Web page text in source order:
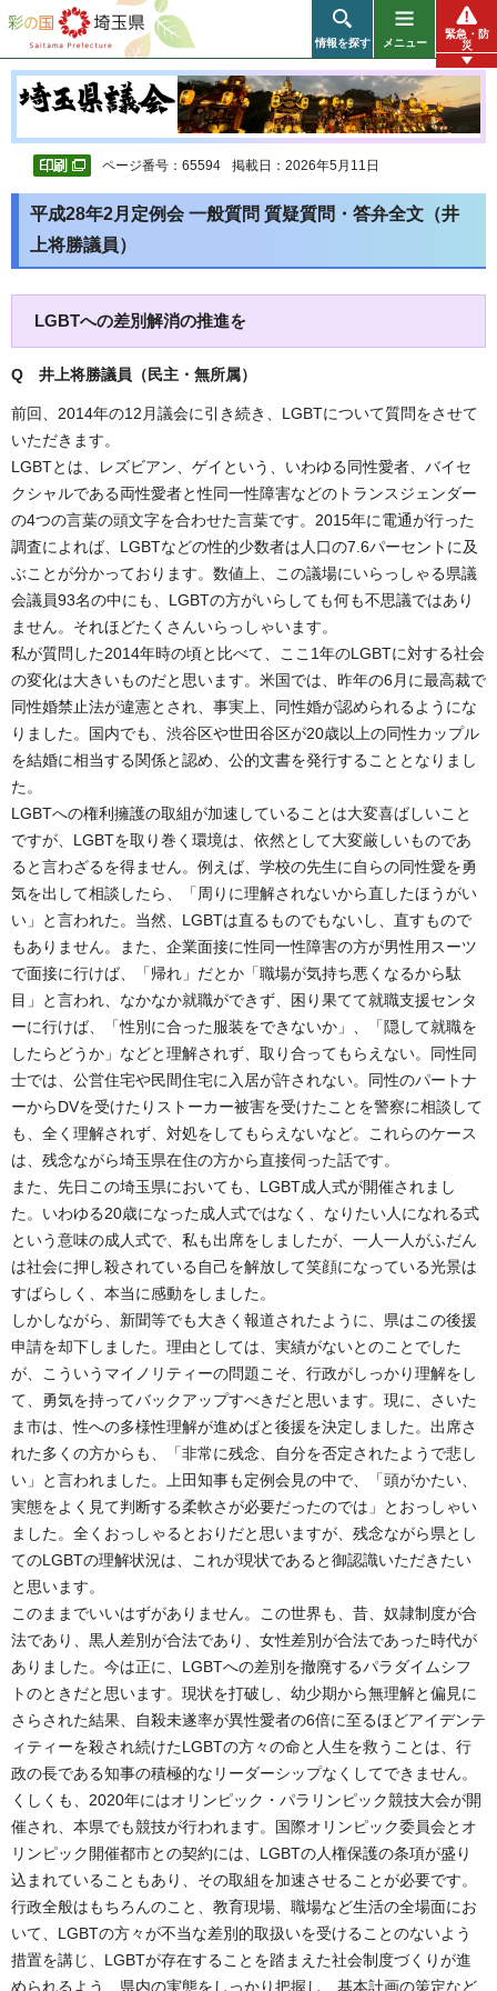
彩の国 埼玉県
情報を探す メニュー
緊急・防
災
ページ番号：65594 掲載日：2026年5月11日
平成28年2月定例会 一般質問 質疑質問・答弁全文（井
上将勝議員）
LGBTへの差別解消の推進を
Q 井上将勝議員（民主・無所属）
前回、2014年の12月議会に引き続き、LGBTについて質問をさせて
いただきます。
LGBTとは、レズビアン、ゲイという、いわゆる同性愛者、バイセ
クシャルである両性愛者と性同一性障害などのトランスジェンダー
の4つの言葉の頭文字を合わせた言葉です。2015年に電通が行った
調査によれば、LGBTなどの性的少数者は人口の7.6パーセントに及
ぶことが分かっております。数値上、この議場にいらっしゃる県議
会議員93名の中にも、LGBTの方がいらしても何も不思議ではあり
ません。それほどたくさんいらっしゃいます。
私が質問した2014年時の頃と比べて、ここ1年のLGBTに対する社会
の変化は大きいものだと思います。米国では、昨年の6月に最高裁で
同性婚禁止法が違憲とされ、事実上、同性婚が認められるようにな
りました。国内でも、渋谷区や世田谷区が20歳以上の同性カップル
を結婚に相当する関係と認め、公的文書を発行することとなりまし
た。
LGBTへの権利擁護の取組が加速していることは大変喜ばしいこと
ですが、LGBTを取り巻く環境は、依然として大変厳しいものであ
ると言わざるを得ません。例えば、学校の先生に自らの同性愛を勇
気を出して相談したら、「周りに理解されないから直したほうがい
い」と言われた。当然、LGBTは直るものでもないし、直すもので
もありません。また、企業面接に性同一性障害の方が男性用スーツ
で面接に行けば、「帰れ」だとか「職場が気持ち悪くなるから駄
目」と言われ、なかなか就職ができず、困り果てて就職支援センタ
ーに行けば、「性別に合った服装をできないか」、「隠して就職を
したらどうか」などと理解されず、取り合ってもらえない。同性同
士では、公営住宅や民間住宅に入居が許されない。同性のパートナ
ーからDVを受けたりストーカー被害を受けたことを警察に相談して
も、全く理解されず、対処をしてもらえないなど。これらのケース
は、残念ながら埼玉県在住の方から直接伺った話です。
また、先日この埼玉県においても、LGBT成人式が開催されまし
た。いわゆる20歳になった成人式ではなく、なりたい人になれる式
という意味の成人式で、私も出席をしましたが、一人一人がふだん
は社会に押し殺されている自己を解放して笑顔になっている光景は
すばらしく、本当に感動をしました。
しかしながら、新聞等でも大きく報道されたように、県はこの後援
申請を却下しました。理由としては、実績がないとのことでした
が、こういうマイノリティーの問題こそ、行政がしっかり理解をし
て、勇気を持ってバックアップすべきだと思います。現に、さいた
ま市は、性への多様性理解が進めばと後援を決定しました。出席さ
れた多くの方からも、「非常に残念、自分を否定されたようで悲し
い」と言われました。上田知事も定例会見の中で、「頭がかたい、
実態をよく見て判断する柔軟さが必要だったのでは」とおっしゃい
ました。全くおっしゃるとおりだと思いますが、残念ながら県とし
てのLGBTの理解状況は、これが現状であると御認識いただきたい
と思います。
このままでいいはずがありません。この世界も、昔、奴隷制度が合
法であり、黒人差別が合法であり、女性差別が合法であった時代が
ありました。今は正に、LGBTへの差別を撤廃するパラダイムシフ
トのときだと思います。現状を打破し、幼少期から無理解と偏見に
さらされた結果、自殺未遂率が異性愛者の6倍に至るほどアイデンテ
ィティーを殺され続けたLGBTの方々の命と人生を救うことは、行
政の長である知事の積極的なリーダーシップなくしてできません。
くしくも、2020年にはオリンピック・パラリンピック競技大会が開
催され、本県でも競技が行われます。国際オリンピック委員会とオ
リンピック開催都市との契約には、LGBTの人権保護の条項が盛り
込まれていることもあり、その取組を加速させることが必要です。
行政全般はもちろんのこと、教育現場、職場など生活の全場面にお
いて、LGBTの方々が不当な差別的取扱いを受けることのないよう
措置を講じ、LGBTが存在することを踏まえた社会制度づくりが進
められるよう、県内の実態をしっかり把握し、基本計画の策定など